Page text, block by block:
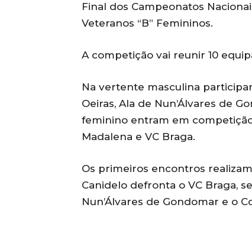
Final dos Campeonatos
Veteranos “B” Femininos.
A competição vai reunir 10
Na vertente masculina
Oeiras, Ala de Nun’Álvares de
feminino entram em competição
Madalena e VC Braga.
Os primeiros encontros
Canidelo defronta o VC Braga,
Nun’Álvares de Gondomar e o